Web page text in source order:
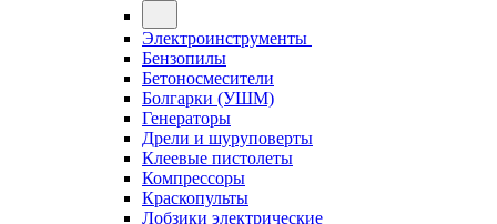
Электроинструменты
Бензопилы
Бетоносмесители
Болгарки (УШМ)
Генераторы
Дрели и шуруповерты
Клеевые пистолеты
Компрессоры
Краскопульты
Лобзики электрические